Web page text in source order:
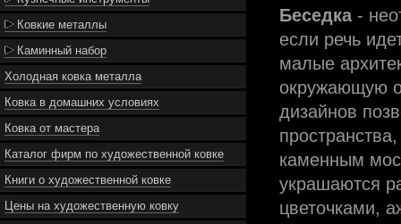
Ковкие металлы
Каминный набор
Холодная ковка металла
Ковка в домашних условиях
Ковка от мастера
Каталог фирм по художественной ковке
Книги о художественной ковке
Цены на художественную ковку
Беседка-
если речь
малые
окружающую
дизайнов
каменным
украшаются
цветочками,